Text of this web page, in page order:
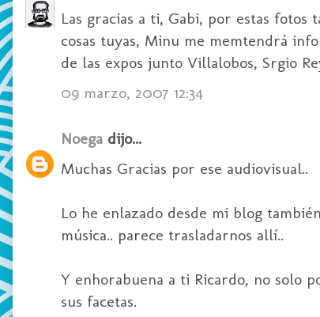
Las gracias a ti, Gabi, por estas
cosas tuyas, Minu me memtendrá
de las expos junto Villalobos, Srgio
09 marzo, 2007 12:34
Noega dijo...
Muchas Gracias por ese audiovisual..
Lo he enlazado desde mi blog
música.. parece trasladarnos allí..
Y enhorabuena a ti Ricardo, no solo
sus facetas.